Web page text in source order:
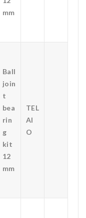
mm
Ball
join
t
bea
rin
g
kit
12
mm
TEL
AI
O